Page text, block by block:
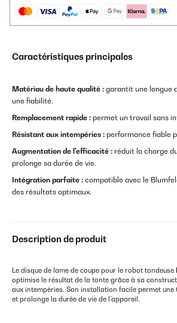
Caractéristiques principales
Matériau de haute qualité : garantit une longue
une fiabilité.
Remplacement rapide : permet un travail sans
Résistant aux intempéries : performance fiable
Augmentation de l'efficacité : réduit la charge
prolonge sa durée de vie.
Intégration parfaite : compatible avec le
des résultats optimaux.
Description de produit
Le disque de lame de coupe pour le robot tondeuse
optimise le résultat de la tonte grâce à sa
aux intempéries. Son installation facile permet
et prolonge la durée de vie de l’appareil.